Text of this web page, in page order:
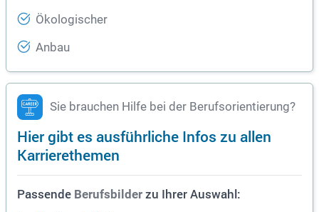
Ökologischer
Anbau
Sie brauchen Hilfe bei der Berufsorientierung?
Hier gibt es ausführliche Infos zu allen
Karrierethemen
Passende Berufsbilder zu Ihrer Auswahl: